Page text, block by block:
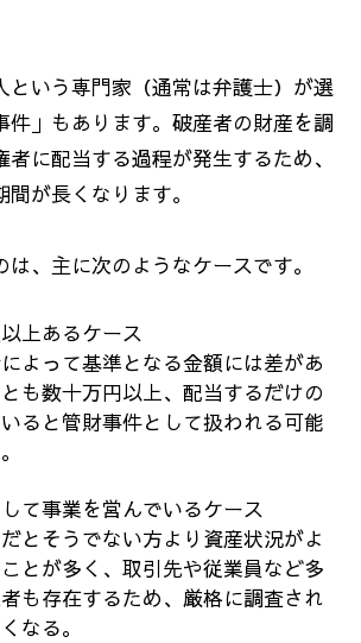
という専門家（通常は弁護士）が選
件」もあります。破産者の財産を調
に配当する過程が発生するため、
が長くなります。
、主に次のようなケースです。
上あるケース
よって基準となる金額には差があ
も数十万円以上、配当するだけの
ると管財事件として扱われる可能
て事業を営んでいるケース
とそうでない方より資産状況がよ
とが多く、取引先や従業員など多
も存在するため、厳格に調査され
なる。